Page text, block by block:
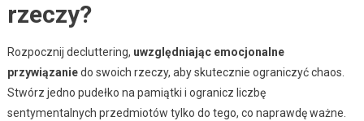
rzeczy?
Rozpocznij decluttering, uwzględniając emocjonalne
przywiązaniedo swoich rzeczy, aby skutecznie ograniczyć chaos.
Stwórz jedno pudełko na pamiątki i ogranicz liczbę
sentymentalnych przedmiotów tylko do tego, co naprawdę ważne.